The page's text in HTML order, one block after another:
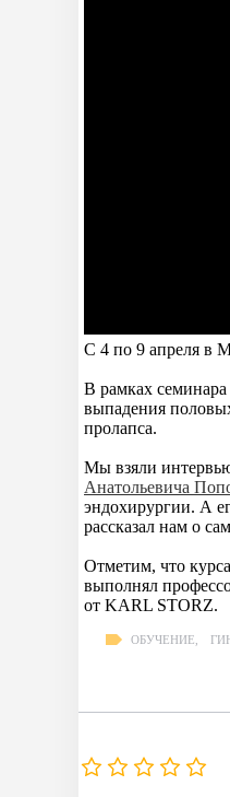
С 4 по 9 апреля в
В рамках
выпадения
пролапса.
Мы взяли
Анатольевича
эндохирургии. А
рассказал нам о
Отметим, что
выполнял
от KARL STORZ.
ОБУЧЕНИЕ